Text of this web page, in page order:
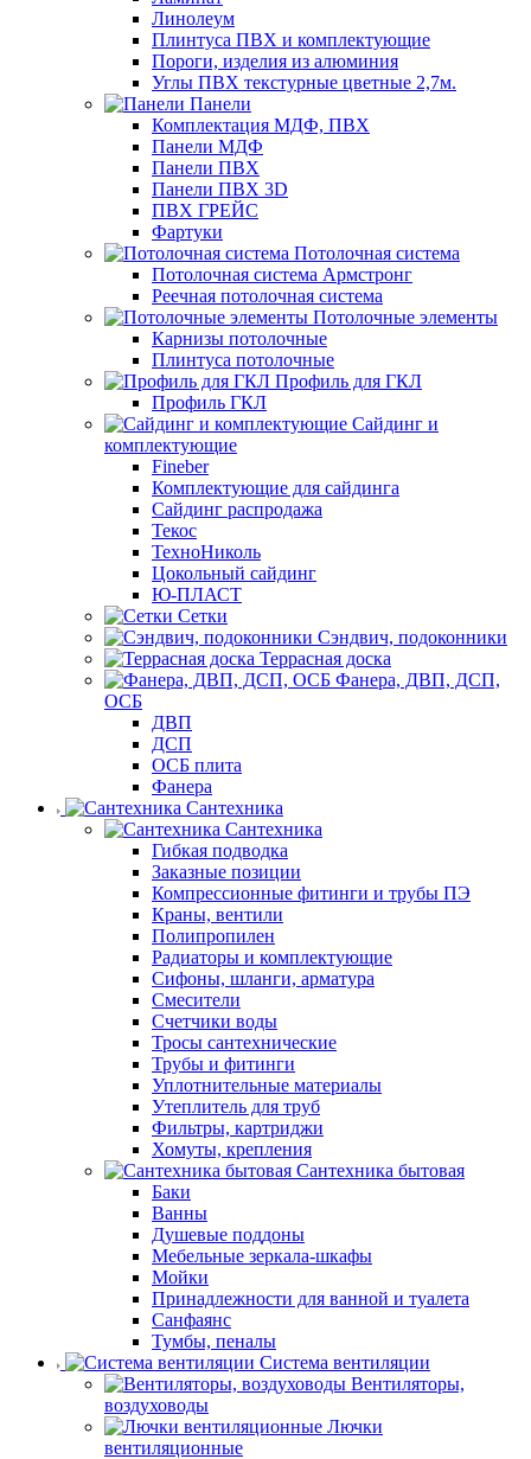
Линолеум
Плинтуса ПВХ и комплектующие
Пороги, изделия из алюминия
Углы ПВХ текстурные цветные 2,7м.
Панели
Комплектация МДФ, ПВХ
Панели МДФ
Панели ПВХ
Панели ПВХ 3D
ПВХ ГРЕЙС
Фартуки
Потолочная система
Потолочная система Армстронг
Реечная потолочная система
Потолочные элементы
Карнизы потолочные
Плинтуса потолочные
Профиль для ГКЛ
Профиль ГКЛ
Сайдинг и
комплектующие
Fineber
Комплектующие для сайдинга
Сайдинг распродажа
Текос
ТехноНиколь
Цокольный сайдинг
Ю-ПЛАСТ
Сетки
Сэндвич, подоконники
Террасная доска
Фанера, ДВП, ДСП,
ОСБ
ДВП
ДСП
ОСБ плита
Фанера
Сантехника
Сантехника
Гибкая подводка
Заказные позиции
Компрессионные фитинги и трубы ПЭ
Краны, вентили
Полипропилен
Радиаторы и комплектующие
Сифоны, шланги, арматура
Смесители
Счетчики воды
Тросы сантехнические
Трубы и фитинги
Уплотнительные материалы
Утеплитель для труб
Фильтры, картриджи
Хомуты, крепления
Сантехника бытовая
Баки
Ванны
Душевые поддоны
Мебельные зеркала-шкафы
Мойки
Принадлежности для ванной и туалета
Санфаянс
Тумбы, пеналы
Система вентиляции
Вентиляторы,
воздуховоды
Лючки
вентиляционные